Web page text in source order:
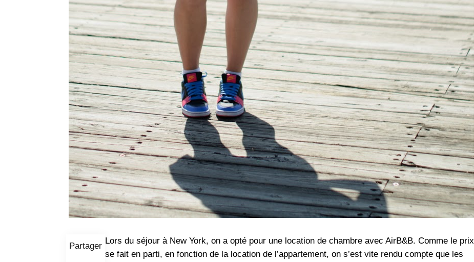
Partager
Lors du séjour à New York, on a opté pour une location de chambre avec AirB&B. Comme le prix
se fait en parti, en fonction de la location de l’appartement, on s’est vite rendu compte que les